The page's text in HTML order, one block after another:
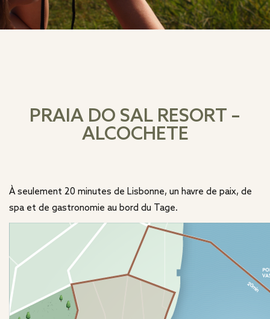
PRAIA DO SAL RESORT –
ALCOCHETE
À seulement 20 minutes de Lisbonne, un havre de paix, de
spa et de gastronomie au bord du Tage.